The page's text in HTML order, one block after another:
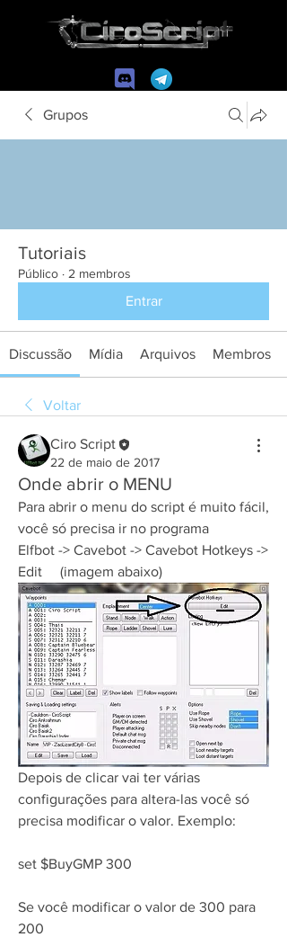
Grupos
Tutoriais
Público · 2 membros
Entrar
Discussão Mídia Arquivos Membros
Voltar
Ciro Script
22 de maio de 2017
Onde abrir o MENU
Para abrir o menu do script é muito fácil,
você só precisa ir no programa
Elfbot -> Cavebot -> Cavebot Hotkeys ->
Edit     (imagem abaixo)
Depois de clicar vai ter várias
configurações para altera-las você só
precisa modificar o valor. Exemplo:
set $BuyGMP 300
Se você modificar o valor de 300 para
200